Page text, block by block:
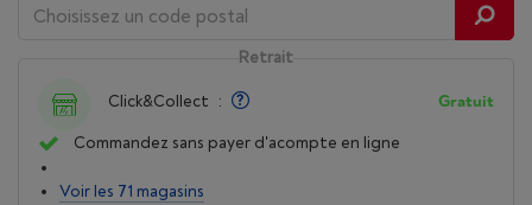
Retrait
Click&Collect : Gratuit
Commandez sans payer d'acompte en ligne
Voir les 71 magasins